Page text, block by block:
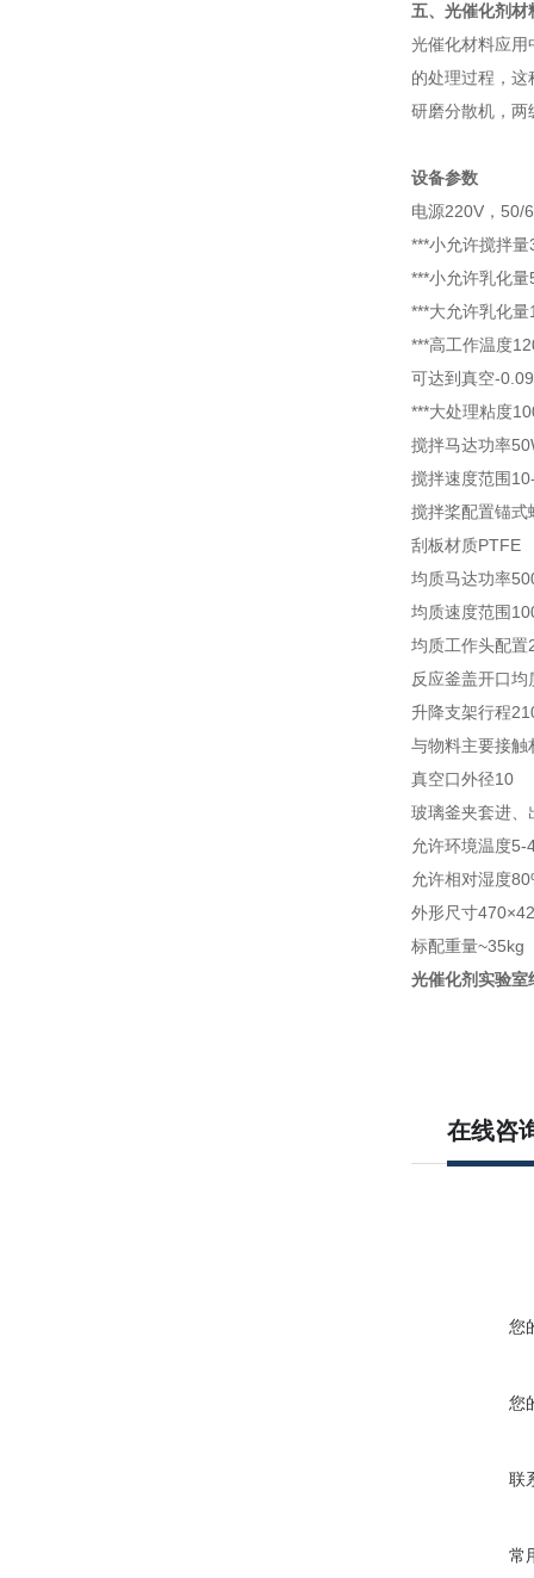
五、光催化剂材
光催化材料应用
的处理过程，
研磨分散机，
设备参数
电源220V，50/
***小允许搅拌量
***小允许乳化量
***大允许乳化
***高工作温度
可达到真空-
***大处理粘度
搅拌马达功率
搅拌速度范围
搅拌桨配置锚式
刮板材质PTFE
均质马达功率
均质速度范围
均质工作头配置
反应釜盖开口
升降支架行程
与物料主要接触
真空口外径10
玻璃釜夹套进、
允许环境温度
允许相对湿度
外形尺寸
标配重量~35kg
光催化剂实验室
在线咨
您
您
联
常